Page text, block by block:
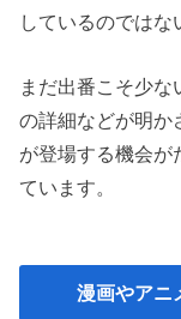
しているのではな
まだ出番こそ少
の詳細などが明か
が登場する機会が
ています。
漫画やアニ